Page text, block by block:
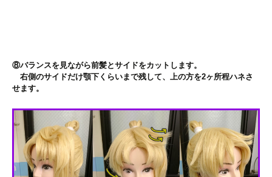
⑧バランスを見ながら前髪とサイドをカットします。
右側のサイドだけ顎下くらいまで残して、上の方を2ヶ所程ハネさ
せます。